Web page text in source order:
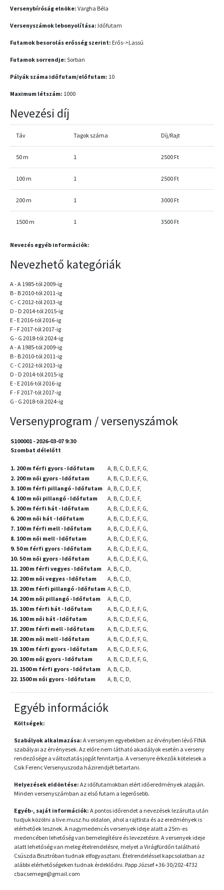
Versenybíróság elnöke: Vargha Béla
Versenyszámok lebonyolítása: Időfutam
Futamok besorolás erősség szerint: Erős->Lassú
Futamok sorrendje: Sorban
Pályák száma időfutam/előfutam: 10
Maximum létszám: 1000
Nevezési díj
Táv Tagok száma Díj/Rajt
50 m 1 2500 Ft
100 m 1 2500 Ft
200 m 1 3000 Ft
1500 m 1 3500 Ft
Nevezés egyéb információk:
Nevezhető kategóriák
A - A 1985-tól 2009-ig
B - B 2010-tól 2011-ig
C - C 2012-tól 2013-ig
D - D 2014-tól 2015-ig
E - E 2016-tól 2016-ig
F - F 2017-tól 2017-ig
G - G 2018-tól 2024-ig
A - A 1985-tól 2009-ig
B - B 2010-tól 2011-ig
C - C 2012-tól 2013-ig
D - D 2014-tól 2015-ig
E - E 2016-tól 2016-ig
F - F 2017-tól 2017-ig
G - G 2018-tól 2024-ig
Versenyprogram / versenyszámok
S100001 - 2026-03-07 9:30
Szombat délelőtt
1. 200 m férfi gyors - Időfutam
A, B, C, D, E, F, G,
2. 200 m női gyors - Időfutam
A, B, C, D, E, F, G,
3. 100 m férfi pillangó - Időfutam
A, B, C, D, E, F,
4. 100 m női pillangó - Időfutam
A, B, C, D, E, F,
5. 200 m férfi hát - Időfutam
A, B, C, D, E, F, G,
6. 200 m női hát - Időfutam
A, B, C, D, E, F, G,
7. 100 m férfi mell - Időfutam
A, B, C, D, E, F, G,
8. 100 m női mell - Időfutam
A, B, C, D, E, F, G,
9. 50 m férfi gyors - Időfutam
A, B, C, D, E, F, G,
10. 50 m női gyors - Időfutam
A, B, C, D, E, F, G,
11. 200 m férfi vegyes - Időfutam
A, B, C, D,
12. 200 m női vegyes - Időfutam
A, B, C, D,
13. 200 m férfi pillangó - Időfutam A, B, C, D,
14. 200 m női pillangó - Időfutam
A, B, C, D,
15. 100 m férfi hát - Időfutam
A, B, C, D, E, F, G,
16. 100 m női hát - Időfutam
A, B, C, D, E, F, G,
17. 200 m férfi mell - Időfutam
A, B, C, D, E, F, G,
18. 200 m női mell - Időfutam
A, B, C, D, E, F, G,
19. 100 m férfi gyors - Időfutam
A, B, C, D, E, F, G,
20. 100 m női gyors - Időfutam
A, B, C, D, E, F, G,
21. 1500 m férfi gyors - Időfutam
A, B, C, D,
22. 1500 m női gyors - Időfutam
A, B, C, D,
Egyéb információk
Költségek:
Szabályok alkalmazása: A versenyen egyebekben az érvényben lévő FINA
szabályai az érvényesek. Az előre nem látható akadályok esetén a verseny
rendezősége a változtatás jogát fenntartja. A versenyre érkezők kötelesek a
Csik Ferenc Versenyuszoda házirendjét betartani.
Helyezések eldöntése: Az időfutamokban elért időeredmények alapján.
Minden versenyszámban az első futam a legerősebb.
Egyéb-, saját információk: A pontos időrendet a nevezések lezárulta után
tudjuk közölni a live.musz.hu oldalon, ahol a rajtlista és az eredmények is
elérhetőek lesznek. A nagymedencés versenyek ideje alatt a 25m-es
medencében lehetőség van bemelegítésre és levezetésre. A versenyek ideje
alatt lehetőség van meleg ételrendelésre, melyet a Virágfürdőn található
Csúszda Bisztróban tudnak elfogyasztani. Ételrendeléssel kapcsolatban az
alábbi elérhetőségeken tudnak érdeklődni. Papp József +36-30/202-4732
cbacsemege@gmail.com